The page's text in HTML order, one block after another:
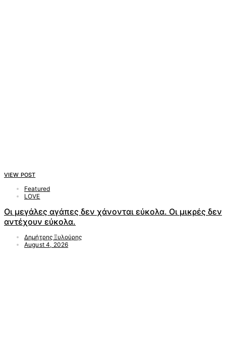
VIEW POST
Featured
LOVE
Οι μεγάλες αγάπες δεν χάνονται εύκολα. Οι μικρές δεν
αντέχουν εύκολα.
Δημήτρης Ξυλούρης
August 4, 2026